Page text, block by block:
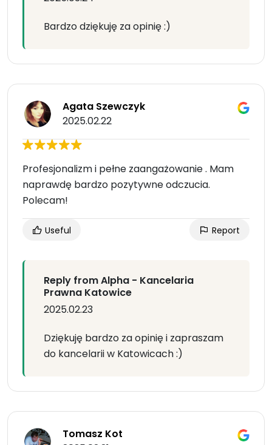
Bardzo dziękuję za opinię :)
Agata Szewczyk
2025.02.22
Profesjonalizm i pełne zaangażowanie . Mam
naprawdę bardzo pozytywne odczucia.
Polecam!
Useful Report
Reply from Alpha - Kancelaria
Prawna Katowice
2025.02.23
Dziękuję bardzo za opinię i zapraszam
do kancelarii w Katowicach :)
Tomasz Kot